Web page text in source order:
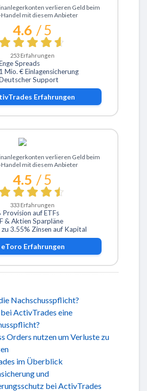
Zu ActivTradesverlieren Geld beim
Handel mit diesem Anbieter
4.6 / 5
253 Erfahrungen
Spreads
1 Mio. € Einlagensicherung
Support
Erfahrungen
Zu eToroverlieren Geld beim
Handel mit diesem Anbieter
4.5 / 5
333 Erfahrungen
Provision auf ETFs
& Aktien Sparpläne
zu 3.55% Zinsen auf Kapital
eToro Erfahrungen
Nachschusspflicht?
ActivTrades eine
Orders nutzen um Verluste zu
im Überblick
und
bei ActivTrades